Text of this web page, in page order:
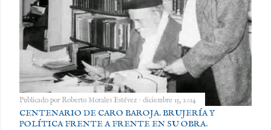
Publicado por Roberto Morales Estévez diciembre 15, 2014
CENTENARIO DE CARO BAROJA. BRUJERÍA Y
POLÍTICA FRENTE A FRENTE EN SU OBRA.